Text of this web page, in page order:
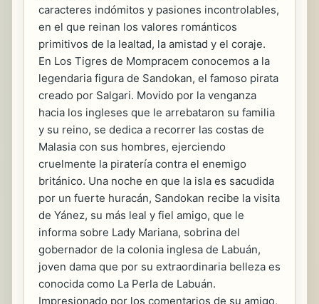
caracteres indómitos y pasiones incontrolables,
en el que reinan los valores románticos
primitivos de la lealtad, la amistad y el coraje.
En Los Tigres de Mompracem conocemos a la
legendaria figura de Sandokan, el famoso pirata
creado por Salgari. Movido por la venganza
hacia los ingleses que le arrebataron su familia
y su reino, se dedica a recorrer las costas de
Malasia con sus hombres, ejerciendo
cruelmente la piratería contra el enemigo
británico. Una noche en que la isla es sacudida
por un fuerte huracán, Sandokan recibe la visita
de Yánez, su más leal y fiel amigo, que le
informa sobre Lady Mariana, sobrina del
gobernador de la colonia inglesa de Labuán,
joven dama que por su extraordinaria belleza es
conocida como La Perla de Labuán.
Impresionado por los comentarios de su amigo,